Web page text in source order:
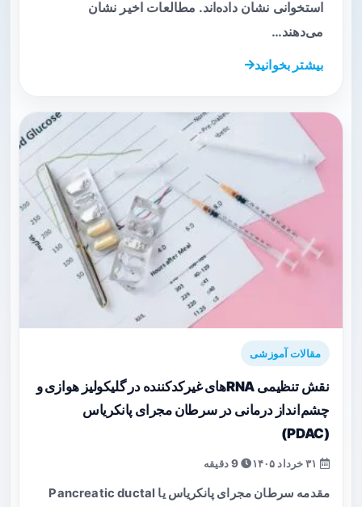
استخوانی نشان داده‌اند. مطالعات اخیر نشان
می‌دهند…
بیشتر بخوانید
مقالات آموزشی
نقش تنظیمی RNAهای غیرکدکننده در گلیکولیز هوازی و
چشم‌انداز درمانی در سرطان مجرای پانکریاس
(PDAC)
9 دقیقه
مقدمه سرطان مجرای پانکریاس یا Pancreatic ductal